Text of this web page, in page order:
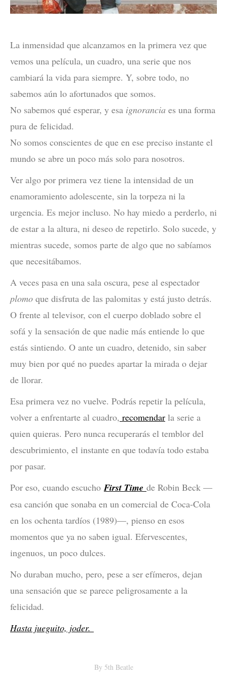
La inmensidad que alcanzamos en la primera vez que
vemos una película, un cuadro, una serie que nos
cambiará la vida para siempre. Y, sobre todo, no
sabemos aún lo afortunados que somos.
No sabemos qué esperar, y esa ignorancia es una forma
pura de felicidad.
No somos conscientes de que en ese preciso instante el
mundo se abre un poco más solo para nosotros.
Ver algo por primera vez tiene la intensidad de un
enamoramiento adolescente, sin la torpeza ni la
urgencia. Es mejor incluso. No hay miedo a perderlo, ni
de estar a la altura, ni deseo de repetirlo. Solo sucede, y
mientras sucede, somos parte de algo que no sabíamos
que necesitábamos.
A veces pasa en una sala oscura, pese al espectador
plomo que disfruta de las palomitas y está justo detrás.
O frente al televisor, con el cuerpo doblado sobre el
sofá y la sensación de que nadie más entiende lo que
estás sintiendo. O ante un cuadro, detenido, sin saber
muy bien por qué no puedes apartar la mirada o dejar
de llorar.
Esa primera vez no vuelve. Podrás repetir la película,
volver a enfrentarte al cuadro, recomendar la serie a
quien quieras. Pero nunca recuperarás el temblor del
descubrimiento, el instante en que todavía todo estaba
por pasar.
Por eso, cuando escucho First Time de Robin Beck —
esa canción que sonaba en un comercial de Coca-Cola
en los ochenta tardíos (1989)—, pienso en esos
momentos que ya no saben igual. Efervescentes,
ingenuos, un poco dulces.
No duraban mucho, pero, pese a ser efímeros, dejan
una sensación que se parece peligrosamente a la
felicidad.
Hasta jueguito, joder.
By 5th Beatle